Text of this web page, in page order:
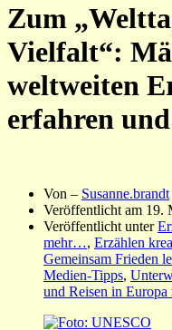
Zum
Vielfalt“:
weltweiten
erfahren
Von – Susanne.brandt
Veröffentlicht am 19.
Veröffentlicht unter
mehr…, Erzählen
Gemeinsam Frieden
Medien-Tipps,
und Reisen in Europa